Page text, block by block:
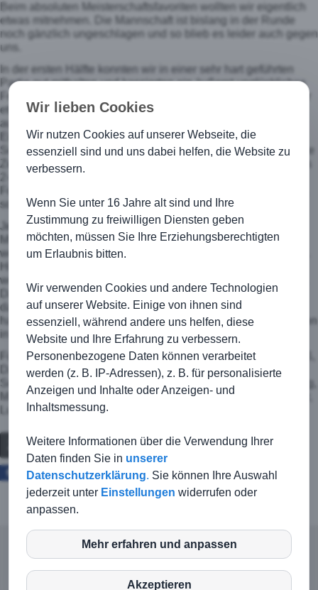
Beim absoluten Meisterschaftsfavoriten wollten wir eigentlich
etwas mitnehmen. Die Mannschaft ist bislang in der Runde
noch gänzlich ungeschlagen und so blieb es leider auch gegen
uns.
In der ersten Hälfte konnten wir in einer sehr hart geführten
Partie gut mithalten und kassierten ein äußerst unglückliches
etwas lustlos und uns schien an diesem Tag einfach die Kraft
auszugehen. Man hatte in dieser zweiten Hälfte nicht den
Eindruck, dass wir wirklich an uns glaubten. Ein schöner
Schuss von Jul Lührs ging leider nur an den Pfosten und kurze
Zeit später kassierten wir nach einem individuellen Patzer das
2-0, das unseren Widerstand endgültig brechen sollte. In der
sodass wir auch noch das 3-0 hinnehmen mussten.
Jetzt heißt es kurz schütteln und weitermachen. Bereits am
Mittwoch steigt das Duell gegen TURA Untermünkheim, ein
weiteres Spitzenteam, das ganz vorne in der Tabelle mitspielt.
weiteren starken Leistung zu versuchen, die Punkte zu holen.
Danach geht es erst einmal zum Turnier in Allmersbach und
dann steht eine etwas längere Pause an. Nach dieser Pause
haben wir dann die letzten beiden Rundenspiele, ehe es schon
in die Sommerpause geht.
Für die TSG im Einsatz: Giselher Büllingen (TS), Yunis Bareiß,
David Beyerbach, Paul Wanner, Lawrence Köttner, Lukas
Schmidt, Marvin Schmidt, Patrick Käss, Jul Lührs, Fabian Sorg,
Marius Jauch, Mich Hofmann, Ludwig Volk, Ferdinand Richter,
Lukas Hasel
Zurück
Facebook Twitter
Haftungsausschluss
Wir lieben Cookies
Wir nutzen Cookies auf unserer Webseite, die
essenziell sind und uns dabei helfen, die Website zu
verbessern.
Wenn Sie unter 16 Jahre alt sind und Ihre
Zustimmung zu freiwilligen Diensten geben
möchten, müssen Sie Ihre Erziehungsberechtigten
um Erlaubnis bitten.
Wir verwenden Cookies und andere Technologien
auf unserer Website. Einige von ihnen sind
essenziell, während andere uns helfen, diese
Website und Ihre Erfahrung zu verbessern.
Personenbezogene Daten können verarbeitet
werden (z. B. IP-Adressen), z. B. für personalisierte
Anzeigen und Inhalte oder Anzeigen- und
Inhaltsmessung.
Weitere Informationen über die Verwendung Ihrer
Daten finden Sie in unserer
Datenschutzerklärung. Sie können Ihre Auswahl
jederzeit unter Einstellungen widerrufen oder
anpassen.
inCMS
Mehr erfahren und anpassen
Akzeptieren